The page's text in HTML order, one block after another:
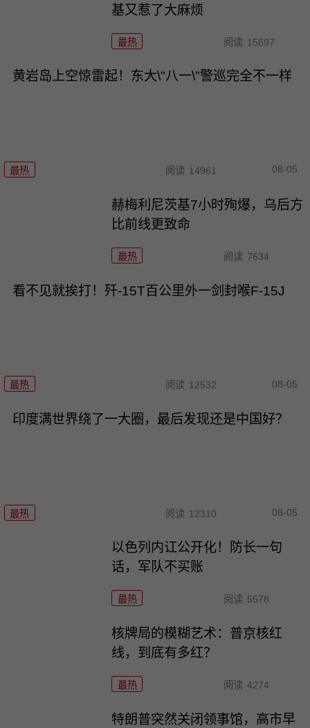
基又惹了大麻烦
最热 阅读 15697
黄岩岛上空惊雷起！东大\"八一\"警巡完全不一样
最热 阅读 14961 08-05
赫梅利尼茨基7小时殉爆，乌后方
比前线更致命
最热 阅读 7634
看不见就挨打！歼-15T百公里外一剑封喉F-15J
最热 阅读 12532 08-05
印度满世界绕了一大圈，最后发现还是中国好？
最热 阅读 12310 08-05
以色列内讧公开化！防长一句
话，军队不买账
最热 阅读 5578
核牌局的模糊艺术：普京核红
线，到底有多红？
最热 阅读 4274
特朗普突然关闭领事馆，高市早